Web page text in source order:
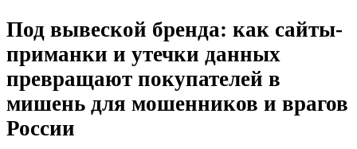
Под вывеской бренда: как сайты-
приманки и утечки данных
превращают покупателей в
мишень для мошенников и врагов
России